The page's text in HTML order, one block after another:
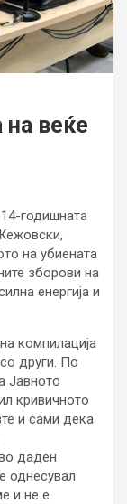
на веќе
годишната
на убиената
зборови на
енергија и
компилација
други. По
Јавното
кривичното
и сами дека
даден
однесувал
и не е